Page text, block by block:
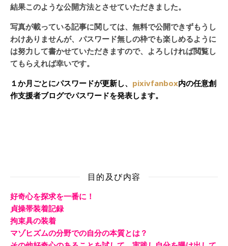
結果このような公開方法とさせていただきました。
写真が載っている記事に関しては、無料で公開できずもうし
わけありませんが、パスワード無しの枠でも楽しめるように
は努力して書かせていただきますので、よろしければ閲覧し
てもらえれば幸いです。
１か月ごとにパスワードが更新し、 pixivfanbox内の任意創
作支援者ブログでパスワードを発表します。
目的及び内容
好奇心を探求を一番に！
貞操帯装着記録
拘束具の装着
マゾヒズムの分野での自分の本質とは？